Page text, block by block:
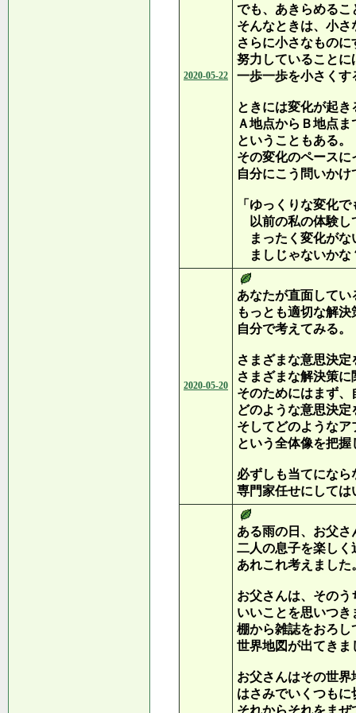
2020-05-22
でも、あきらめるこ
そんなときは、小さ
さらに小さなものに
努力していることに
一歩一歩を小さくす
ときには変化が起
Ａ地点からＢ地点
ということもある。
その変化のペース
自分にこう問いかけ
「ゆっくりな変化で
以前の私の体験し
まったく変化がな
ましじゃないかな
2020-05-20
あなたが直面してい
もっとも適切な解決
自分で考えてみる。
さまざまな意思決定
さまざまな解決策
そのためにはまず、
どのような意思決
そしてどのような
という全体像を把
必ずしも当てになら
専門家任せにしては
ある雨の日、お父さ
二人の息子を楽しく
あれこれ考えました
お父さんは、そのう
いいことを思いつき
棚から雑誌をおろし
世界地図が出てきま
お父さんはその世
はさみでいくつも
それからそれをまぜ